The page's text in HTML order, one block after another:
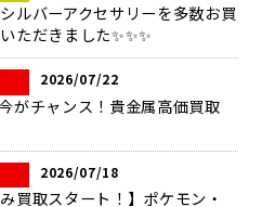
ルバーアクセサリーを多数お買
ただきました✨✨✨
2026/07/22
がチャンス！貴金属高価買取
2026/07/18
み買取スタート！】ポケモン・